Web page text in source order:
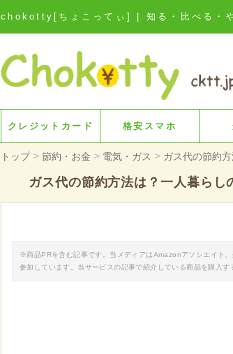
chokotty[ちょこってぃ] | 知る・比べる・や
クレジットカード 格安スマホ
トップ > 節約・お金 > 電気・ガス > ガス代の節約
ガス代の節約方法は？一人暮ら
※商品PRを含む記事です。当メディアはAmazonアソシエイト
参加しています。当サービスの記事で紹介している商品を購入す